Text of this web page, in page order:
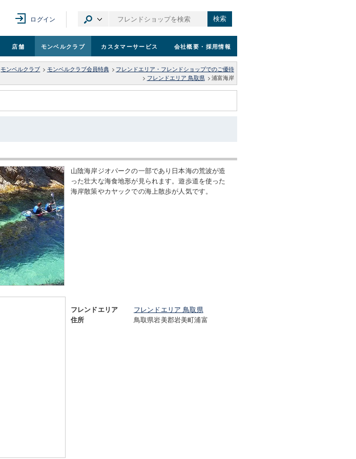
ログイン 検索
店舗 モンベルクラブ カスタマーサービス 会社概要 ・採用情報
モンベルクラブ > モンベルクラブ会員特典 > フレンドエリア・フレンドショップでのご優待
> フレンドエリア 鳥取県 > 浦富海岸
山陰海岸ジオパークの一部であり日本海の荒波が造
った壮大な海食地形が見られます。遊歩道を使った
海岸散策やカヤックでの海上散歩が人気です。
フレンドエリア フレンドエリア 鳥取県
住所 鳥取県岩美郡岩美町浦富